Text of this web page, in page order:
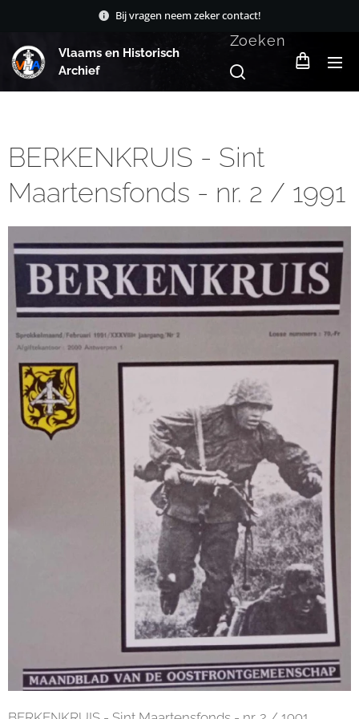
Bij vragen neem zeker contact!
Vlaams en Historisch
Archief
Zoeken
BERKENKRUIS - Sint
Maartensfonds - nr. 2 / 1991